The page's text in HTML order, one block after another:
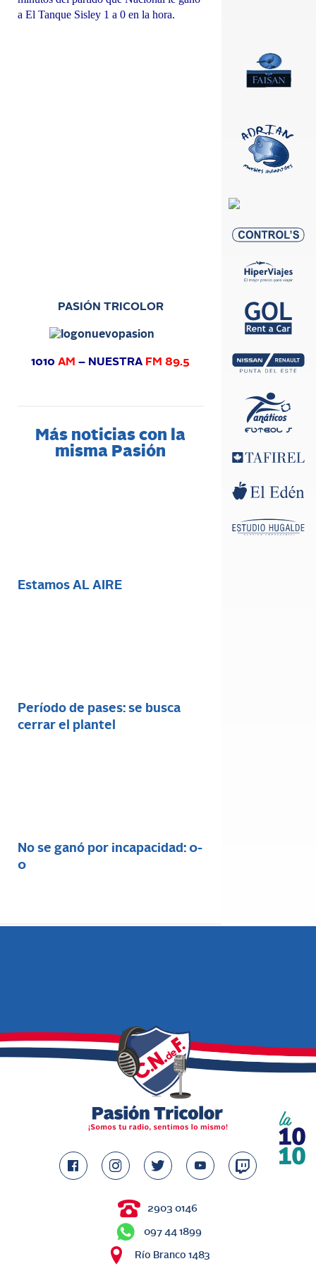
a El Tanque Sisley 1 a 0 en la hora.
PASIÓN TRICOLOR
1010AM – NUESTRA FM 89.5
Más noticias con la
misma Pasión
Estamos AL AIRE
Período de pases: se busca
cerrar el plantel
No se ganó por incapacidad: 0-
0
2903 0146
097 44 1899
Río Branco 1483